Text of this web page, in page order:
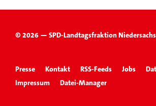
© 2026 — SPD-Landtagsfraktion
Presse Kontakt RSS-Feeds Jobs
Impressum
Datei-Manager